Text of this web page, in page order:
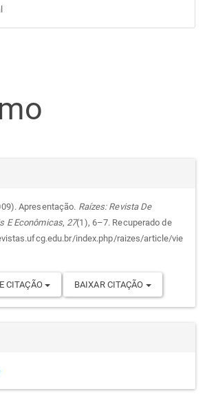
Apresentação. Raízes: Revista De
E Econômicas, 27(1), 6–7. Recuperado de
index.php/raizes/article/vie
CITAÇÃO BAIXAR CITAÇÃO